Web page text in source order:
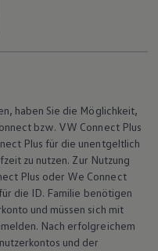
haben Sie die Möglichkeit,
bzw. VW Connect Plus
Plus für die unentgeltlich
zu nutzen. Zur Nutzung
Plus oder We Connect
die ID. Familie benötigen
und müssen sich mit
Nach erfolgreichem
und der